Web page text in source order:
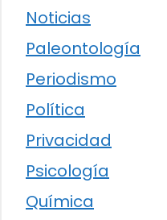
Noticias
Paleontología
Periodismo
Política
Privacidad
Psicología
Química